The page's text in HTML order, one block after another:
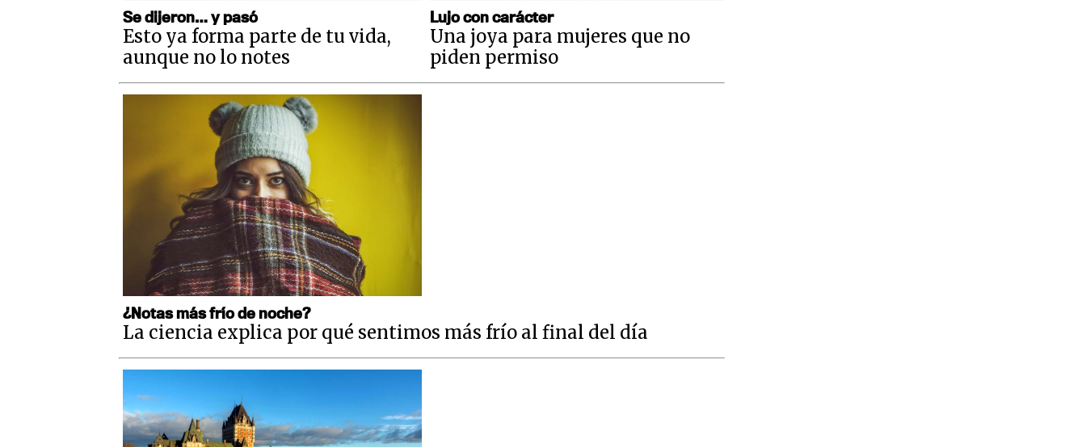
Se dijeron… y pasó
Esto ya forma parte de tu vida,
aunque no lo notes
Lujo con carácter
Una joya para mujeres que no
piden permiso
¿Notas más frío de noche?
La ciencia explica por qué sentimos más frío al final del día